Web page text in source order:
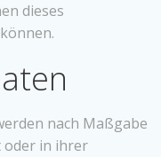
dieses
nach Maßgabe
oder in ihrer